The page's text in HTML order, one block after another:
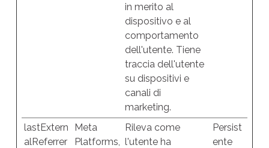
in merito al
dispositivo e al
comportamento
dell'utente. Tiene
traccia dell'utente
su dispositivi e
canali di
marketing.
lastExtern
alReferrer
Meta
Platforms,
Rileva come
l'utente ha
Persist
ente